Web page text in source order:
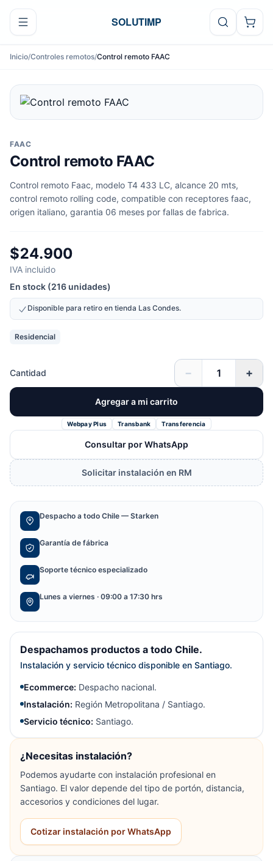
Ir al contenido
SOLUTIMP
Inicio/Controles remotos/Control remoto FAAC
FAAC
Control remoto FAAC
Control remoto Faac, modelo T4 433 LC, alcance 20 mts,
control remoto rolling code, compatible con receptores faac,
origen italiano, garantia 06 meses por fallas de fabrica.
$24.900
IVA incluido
En stock (216 unidades)
Disponible para retiro en tienda Las Condes.
Residencial
Cantidad − +
Agregar a mi carrito
Webpay Plus Transbank Transferencia
Consultar por WhatsApp
Solicitar instalación en RM
Despacho a todo Chile — Starken
Garantía de fábrica
Soporte técnico especializado
Lunes a viernes · 09:00 a 17:30 hrs
Despachamos productos a todo Chile.
Instalación y servicio técnico disponible en Santiago.
Ecommerce: Despacho nacional.
Instalación: Región Metropolitana / Santiago.
Servicio técnico: Santiago.
¿Necesitas instalación?
Podemos ayudarte con instalación profesional en
Santiago. El valor depende del tipo de portón, distancia,
accesorios y condiciones del lugar.
Cotizar instalación por WhatsApp